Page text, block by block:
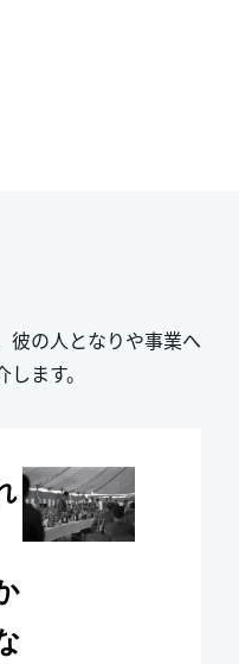
彼の人となりや事業へ
ます。